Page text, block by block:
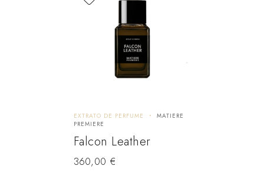
EXTRATO DE PERFUME
MATIERE
PREMIERE
Falcon Leather
360,00 €